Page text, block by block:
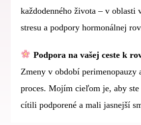
každodenného života – v oblasti
stresu a podpory hormonálnej
Podpora na vašej ceste k
Zmeny v období perimenopauzy
proces. Mojím cieľom je, aby ste
cítili podporené a mali jasnejší